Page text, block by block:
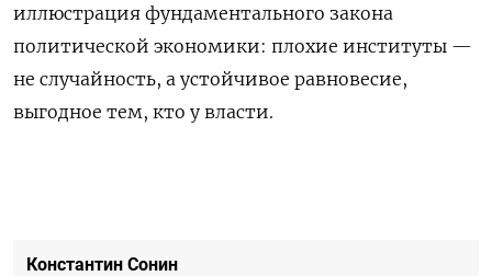
иллюстрация фундаментального закона
политической экономики: плохие институты —
не случайность, а устойчивое равновесие,
выгодное тем, кто у власти.
Константин Сонин